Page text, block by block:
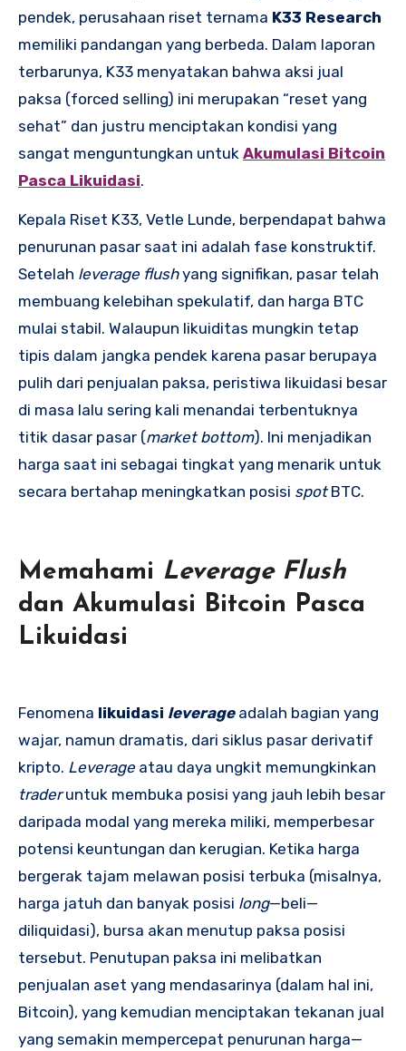
pendek, perusahaan riset ternama K33 Research
memiliki pandangan yang berbeda. Dalam laporan
terbarunya, K33 menyatakan bahwa aksi jual
paksa (forced selling) ini merupakan “reset yang
sehat” dan justru menciptakan kondisi yang
sangat menguntungkan untuk Akumulasi Bitcoin
Pasca Likuidasi.
Kepala Riset K33, Vetle Lunde, berpendapat bahwa
penurunan pasar saat ini adalah fase konstruktif.
Setelah leverage flushyang signifikan, pasar telah
membuang kelebihan spekulatif, dan harga BTC
mulai stabil. Walaupun likuiditas mungkin tetap
tipis dalam jangka pendek karena pasar berupaya
pulih dari penjualan paksa, peristiwa likuidasi besar
di masa lalu sering kali menandai terbentuknya
titik dasar pasar (market bottom). Ini menjadikan
harga saat ini sebagai tingkat yang menarik untuk
secara bertahap meningkatkan posisi spotBTC.
Memahami Leverage Flush
dan Akumulasi Bitcoin Pasca
Likuidasi
Fenomena likuidasi leverageadalah bagian yang
wajar, namun dramatis, dari siklus pasar derivatif
kripto. Leverage atau daya ungkit memungkinkan
traderuntuk membuka posisi yang jauh lebih besar
daripada modal yang mereka miliki, memperbesar
potensi keuntungan dan kerugian. Ketika harga
bergerak tajam melawan posisi terbuka (misalnya,
harga jatuh dan banyak posisi long—beli—
diliquidasi), bursa akan menutup paksa posisi
tersebut. Penutupan paksa ini melibatkan
penjualan aset yang mendasarinya (dalam hal ini,
Bitcoin), yang kemudian menciptakan tekanan jual
yang semakin mempercepat penurunan harga—